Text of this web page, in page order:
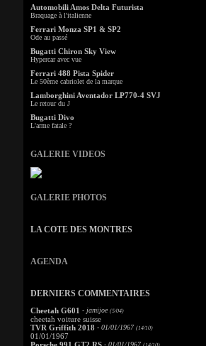
Automobili Amos Delta Futurista
Braquage à l'italienne
Ferrari Monza SP1 & SP2
Ode au passé
Bugatti Chiron Sky View
Hypercar avec vue
Ferrari 488 Pista Spider
Le 50ème cabriolet de la marque
Lamborghini Aventador LP770-4 SVJ
Le retour du J
Bugatti Divo
L'arme fatale ?
GALERIE VIDEOS
GALERIE PHOTOS
LA COTE DES MONTRES
AGENDA
DERNIERS COMMENTAIRES
Cheetah G601 - jamijoe (5/04)
cheetah voiture suisse
TVR Griffith 2018 - 01/01/1967 (14/10)
01/01/1967
- 01/01/1967